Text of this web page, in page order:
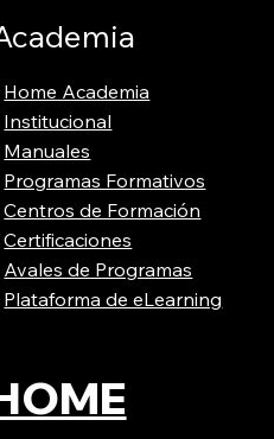
Home Academia
Institucional
Manuales
Programas Formativos
Centros de Formación
Certificaciones
Avales de Programas
Plataforma de eLearning